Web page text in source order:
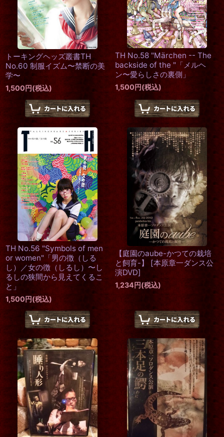
トーキングヘッズ叢書TH
No.60 制服イズム〜禁断の美
学〜
1,500円(税込)
TH No.58 "Märchen -- The
backside of the "「メルヘ
ン〜愛らしさの裏側」
1,500円(税込)
TH No.56 "Symbols of men
or women"「男の徴（しる
し）／女の徴（しるし）〜し
るしの狭間から見えてくるこ
と」
1,500円(税込)
【庭園のaube-かつての栽培
と飼育-】
[本原章一ダンス公
演DVD]
1,234円(税込)